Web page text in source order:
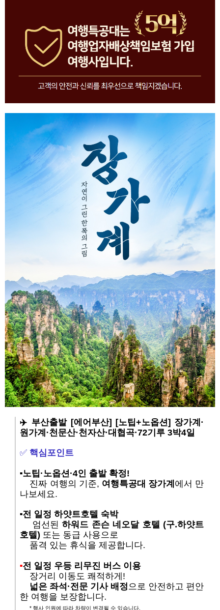
✈️ 부산출발 [에어부산] [노팁+노옵션] 장가계·
원가계·천문산·천자산·대협곡·72기루 3박4일
✅ 핵심포인트
▪️노팁·노옵션·4인 출발 확정!
진짜 여행의 기준, 여행특공대 장가계 에서 만
나보세요.
▪️전 일정 하얏트호텔 숙박
엄선된하워드 존슨 네오달 호텔 (구.하얏트
호텔) 또는 동급 사용으로
품격 있는 휴식을 제공합니다.
▪️​전 일정 우등 리무진 버스 이용
장거리 이동도 쾌적하게!
넓은 좌석·전문 기사 배정으로 안전하고 편안
한 여행을 보장합니다.
* 행사 인원에 따라 차량이 변경될 수 있습니다.